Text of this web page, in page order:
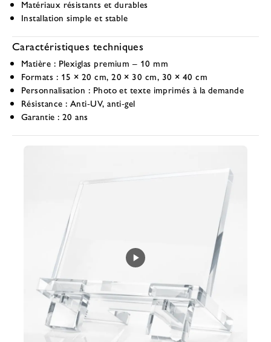
Matériaux résistants et durables
Installation simple et stable
Caractéristiques techniques
Matière : Plexiglas premium – 10 mm
Formats : 15 × 20 cm, 20 × 30 cm, 30 × 40 cm
Personnalisation : Photo et texte imprimés à la demande
Résistance : Anti-UV, anti-gel
Garantie : 20 ans